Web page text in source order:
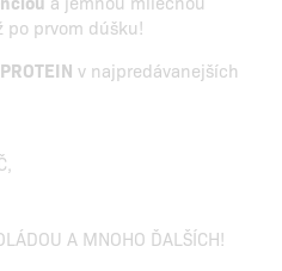
prvom dúšku!
v najpredávanejších
A MNOHO ĎALŠÍCH!